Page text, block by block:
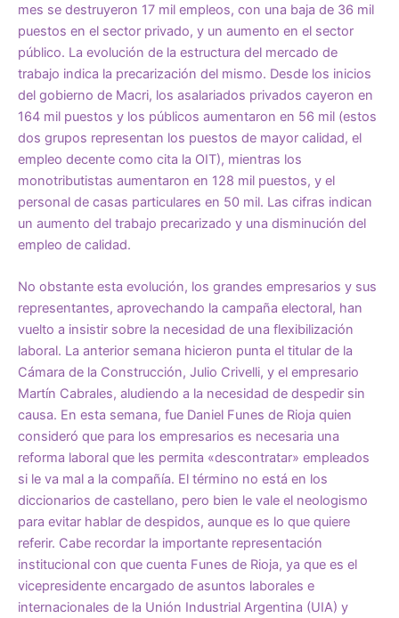
mes se destruyeron 17 mil empleos, con una baja de 36 mil
puestos en el sector privado, y un aumento en el sector
público. La evolución de la estructura del mercado de
trabajo indica la precarización del mismo. Desde los inicios
del gobierno de Macri, los asalariados privados cayeron en
164 mil puestos y los públicos aumentaron en 56 mil (estos
dos grupos representan los puestos de mayor calidad, el
empleo decente como cita la OIT), mientras los
monotributistas aumentaron en 128 mil puestos, y el
personal de casas particulares en 50 mil. Las cifras indican
un aumento del trabajo precarizado y una disminución del
empleo de calidad.
No obstante esta evolución, los grandes empresarios y sus
representantes, aprovechando la campaña electoral, han
vuelto a insistir sobre la necesidad de una flexibilización
laboral. La anterior semana hicieron punta el titular de la
Cámara de la Construcción, Julio Crivelli, y el empresario
Martín Cabrales, aludiendo a la necesidad de despedir sin
causa. En esta semana, fue Daniel Funes de Rioja quien
consideró que para los empresarios es necesaria una
reforma laboral que les permita «descontratar» empleados
si le va mal a la compañía. El término no está en los
diccionarios de castellano, pero bien le vale el neologismo
para evitar hablar de despidos, aunque es lo que quiere
referir. Cabe recordar la importante representación
institucional con que cuenta Funes de Rioja, ya que es el
vicepresidente encargado de asuntos laborales e
internacionales de la Unión Industrial Argentina (UIA) y